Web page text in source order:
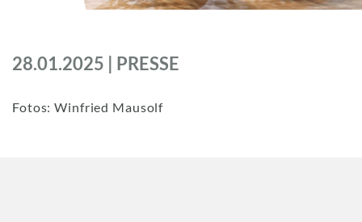
28.01.2025 | PRESSE
Fotos: Winfried Mausolf